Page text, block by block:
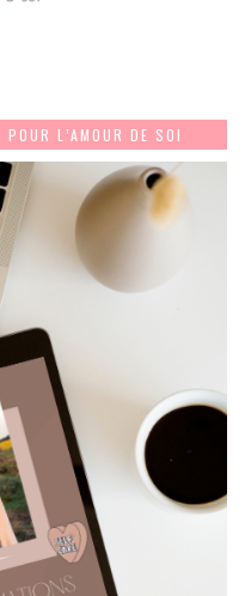
L’AMOUR DE SOI